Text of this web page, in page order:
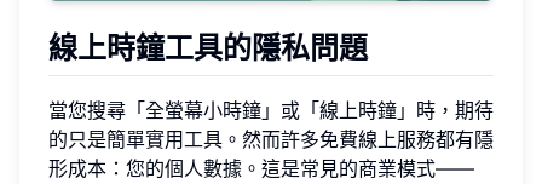
線上時鐘工具的隱私問題
當您搜尋「全螢幕小時鐘」或「線上時鐘」時，期待
的只是簡單實用工具。然而許多免費線上服務都有隱
形成本：您的個人數據。這是常見的商業模式——